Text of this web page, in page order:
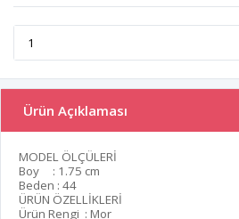
Ürün Açıklaması
MODEL ÖLÇÜLERİ
Boy : 1.75 cm
Beden : 44
ÜRÜN ÖZELLİKLERİ
Ürün Rengi : Mor